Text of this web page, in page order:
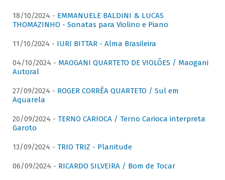
18/10/2024 - EMMANUELE BALDINI & LUCAS
THOMAZINHO - Sonatas para Violino e Piano
11/10/2024 - IURI BITTAR - Alma Brasileira
04/10/2024 - MAOGANI QUARTETO DE VIOLÕES / Maogani
Autoral
27/09/2024 - ROGER CORRÊA QUARTETO / Sul em
Aquarela
20/09/2024 - TERNO CARIOCA / Terno Carioca interpreta
Garoto
13/09/2024 - TRIO TRIZ - Planitude
06/09/2024 - RICARDO SILVEIRA / Bom de Tocar